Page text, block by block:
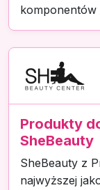
komponentów
Produkty
SheBeauty
SheBeauty z
najwyższej